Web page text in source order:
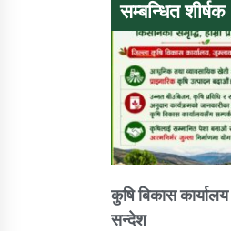
सम्बन्धित शीर्षक
कुषि बिकास
सन्देश